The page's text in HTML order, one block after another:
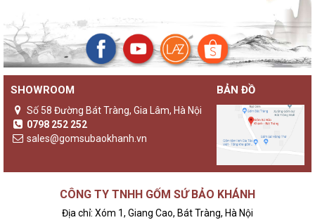
Sự khác biệt của đèn gốm Bảo Khánh với các loại đèn ngủ
khác
Không chỉ là một sản phẩm đèn ngủ thông thường,đèn gốm
Bảo Khánhluôn là những sản phẩm độc bản, lưu giữ giá trị
truyền thống và nghệ thuật được ve vuốt trên tường đường
cong nét vẽ.
Là sự lưu giữ truyền thống theo hơi thở hiện đại
SHOWROOM
Số 58 Đường Bát Tràng, Gia Lâm, Hà Nội
0798 252 252
sales@gomsubaokhanh.vn
BẢN ĐỒ
CÔNG TY TNHH GỐM SỨ BẢO KHÁNH
Địa chỉ: Xóm 1, Giang Cao, Bát Tràng, Hà Nội